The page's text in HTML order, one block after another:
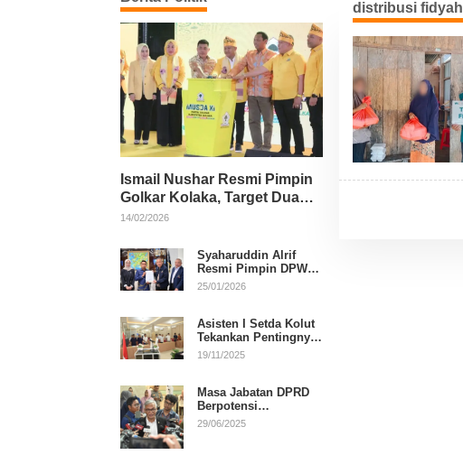
Ismail Nushar Resmi Pimpin
Golkar Kolaka, Target Dua
Kursi per Dapil
14/02/2026
Syaharuddin Alrif
Resmi Pimpin DPW
NasDem Sulsel
25/01/2026
Asisten I Setda Kolut
Tekankan Pentingnya
Pendidikan Politik
19/11/2025
Masa Jabatan DPRD
Berpotensi
Diperpanjang, Aria
29/06/2025
distribusi fidyah